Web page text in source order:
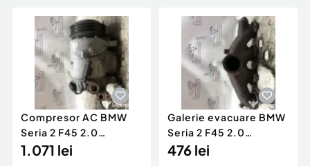
Compresor AC BMW
Seria 2 F45 2.0
Motorina 2016
1.071 lei
Galerie evacuare BMW
Seria 2 F45 2.0
Motorina 2016
476 lei